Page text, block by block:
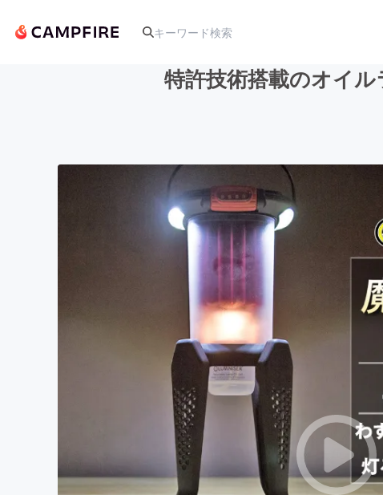
アート・写真
テクノロジー・ガジェット
映像・映画
まちづくり・地域活性化
特許技術搭載のオイル